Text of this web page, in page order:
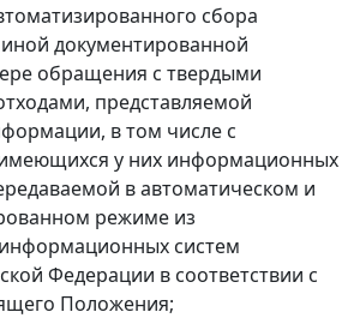
сбора
иной документированной
обращения с твердыми
представляемой
в том числе с
у них информационных
в автоматическом и
режиме из
систем
Федерации в соответствии с
Положения;